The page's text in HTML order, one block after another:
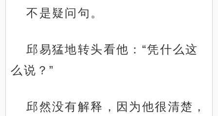
不是疑问句。
邱易猛地转头看他：“凭什么这
么说？”
邱然没有解释，因为他很清楚，